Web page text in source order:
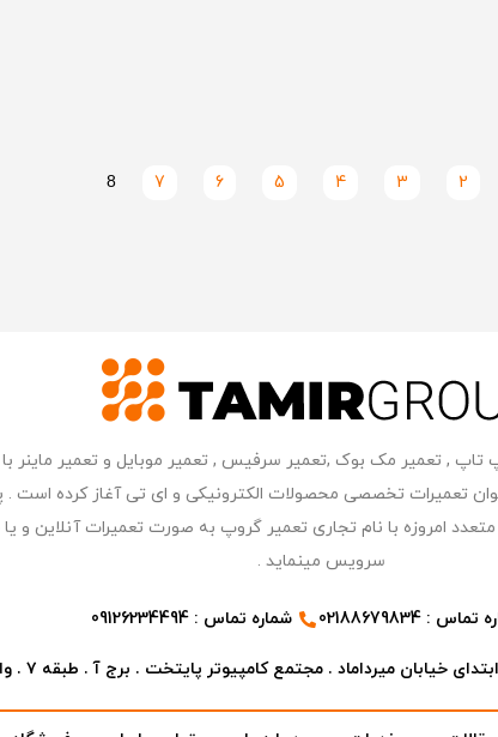
2
3
4
5
6
7
8
پایتخت به عنوان تعمیرات تخصصی محصولات الکترونیکی و ای تی آغاز
امروزه با نام تجاری تعمیر گروپ به صورت تعمیرات آنلاین و
سرویس مینماید .
: 02188679834 شماره تماس : 09126234494
خیابان میرداماد . مجتمع کامپیوتر پایتخت . برج آ . طبقه ۷ . واحد ۷۰۳